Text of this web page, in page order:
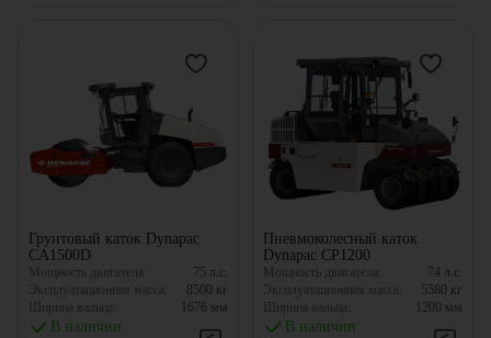
Грунтовый каток Dynapac
CA1500D
Мощность двигателя: 75 л.с.
Эксплуатационная масса:
8500 кг
Ширина вальца:
1676 мм
В наличии
Пневмоколесный каток
Dynapac CP1200
Мощность двигателя: 74 л.с.
Эксплуатационная масса:
5580 кг
Ширина вальца:
1200 мм
В наличии